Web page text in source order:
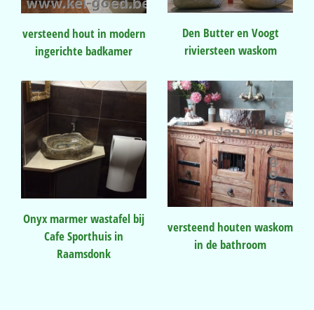
versteend hout in modern
ingerichte badkamer
Den Butter en Voogt
riviersteen waskom
Onyx marmer wastafel bij
Cafe Sporthuis in
Raamsdonk
versteend houten waskom
in de bathroom